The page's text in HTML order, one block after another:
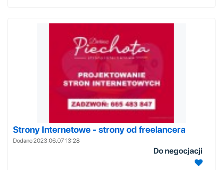
Strony Internetowe - strony od freelancera
Dodano 2023.06.07 13:28
Do negocjacji